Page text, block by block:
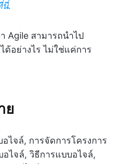
นี่.
Agile สามารถนำไป
ด้อย่างไร ไม่ใช่แค่การ
ย
ไจล์, การจัดการโครงการ
ไจล์, วิธีการแบบอไจล์,